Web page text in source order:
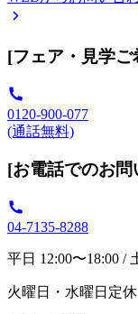
[フェア・見学
0120-900-077
(通話無料)
[お電話でのお問
04-7135-8288
平日 12:00〜18:00 /
火曜日・水曜日定